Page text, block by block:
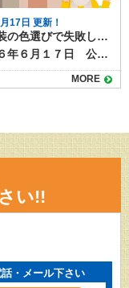
17日 更新！
外壁塗装の色選びで失敗しないために！よくある失敗例と成功のカギ
２０２６年６月１７日 公開 外壁塗装を行う際に、使用する塗料の色選びは、見た目の印象・仕上がりイメージを大きく左右する重要な要素です。 しかし、仕上がってみて「思っていた色と違った」「近所の景観に合わない」といった失敗も少なくありません。一度塗装すると簡単にはやり直せないため、色選びには慎重さが求められます。 本記事では、外壁塗装で色選びに失敗しないためのポイントと、実際によくある失敗例を紹介します。 目次外壁塗装でよくある色選びの失敗例「イメージと違う色になった」「周囲の家と調和していない」「汚れが目立ちやすい色だった」「流行に流されてしまった」失敗しないための色選びのポイント1.A4サイズ以上の大きめの塗り板サンプルを確認する2.近隣住宅や街並みに調和するかを意識する3.汚れの目立ちにくさを考慮する4.ツヤ加減を選ぶ5.カラーシミュレーションを活用する外壁塗装の色選びも塗り達にご相談ください！ 外壁塗装でよくある色選びの失敗例 外壁塗装の色選びでよくある失敗例を確認しておきましょう。同じようなお声が多く聞かれるため、事前に知っておくだけでも色選びの参考になります。 「イメージと違う色になった」 カラーサンプルやカタログで選んだ色が、実際に壁に塗ってみると明るすぎたり暗すぎたりすることがあります。 特に屋外では日光の影響で色が変わって見えるため、屋内で見た色と印象が異なるのはよくある失敗です。 またサンプルの小さなものと、外壁という大きなキャンバスでは色の印象が異なります。ツヤ加減でもイメージが変わるので、慎重に選びたいところですね。 「周囲の家と調和していない」 個性的な色を選んだ結果、近隣の住宅とのバランスが悪く浮いてしまったという声もあります。地域の景観や住宅街の雰囲気に合っているかも、イメージしておきましょう。 「汚れが目立ちやすい色だった」 白や黒など極端に明るい・暗い色は、汚れが目立ちやすい傾向があります。特に交通量の多い道路沿いでは破棄ガスの汚れ、サッシからの雨だれがつきやすい立地では注意が必要です。 「流行に流されてしまった」 SNSやテレビで話題の人気色を選んだものの、数年で飽きてしまったというケースもあります。外壁は10年以上そのままのことが多いため、一時的な流行よりも長く愛せる色を選ぶのが理想です。 失敗しないための色選びのポイント 外壁塗装の色選びで失敗しないためのポイントを５つ紹介しましょう。 1.A4サイズ以上の大きめの塗り板サンプルを確認する 小さな色見本では仕上がりのイメージがつかみにくいため、業者に色見本（塗り板）を依頼して屋外で確認しましょう。 塗り板はA4サイズくらいのものが一般的で、できれば午前・午後・曇りの日など屋外でチェックすると安心です。 2.近隣住宅や街並みに調和するかを意識する 外壁は自分の好みだけでなく、地域との調和も大切です。周囲の家の色味を観察し、浮きすぎない範囲で個性を出すようにしましょう。 3.汚れの目立ちにくさを考慮する 昔から人気のあるグレーやベージュなどの中間色は、汚れがついても目立ちにくく、長く美しさを保ちやすいとされています。機能性と美観の両方を意識して選ぶと後悔しにくいでしょう。 4.ツヤ加減を選ぶ ツヤの有無も考える色だけでなく、塗料のツヤの程度も見た目の印象に影響します。落ち着いた印象にしたいなら3分ツヤやツヤ消し仕上げを選ぶと良いでしょう。 ツヤありはテカテカとして光をたくさん反射するため、思ったより明るく見えてしまいます。 5.カラーシミュレーションを活用する 業者によっては、実際の家の写真を使って色のシミュレーションができるサービスを提供しています。事前に仕上がりイメージを確認できるため、失敗リスクを大きく減らせます。 外壁塗装の色選びも塗り達にご相談ください！ 外壁塗装の色選びは見た目だけでなく、長く暮らす家の満足度に直結する重要な工程です。 色見本の確認方法や周囲との調和、汚れへの配慮など、いくつかのポイントを押さえることで失敗を防ぐことができます。信頼できる業者と相談しながら、納得のいく色選びを進めましょう。 外壁塗装の色選びも塗り達にご相談ください！ お打ち合わせではご自宅写真を使ったカラーシミュレーションをお試しいただけます。ぜひご活用ください♪
MORE
い!!
・メール下さい